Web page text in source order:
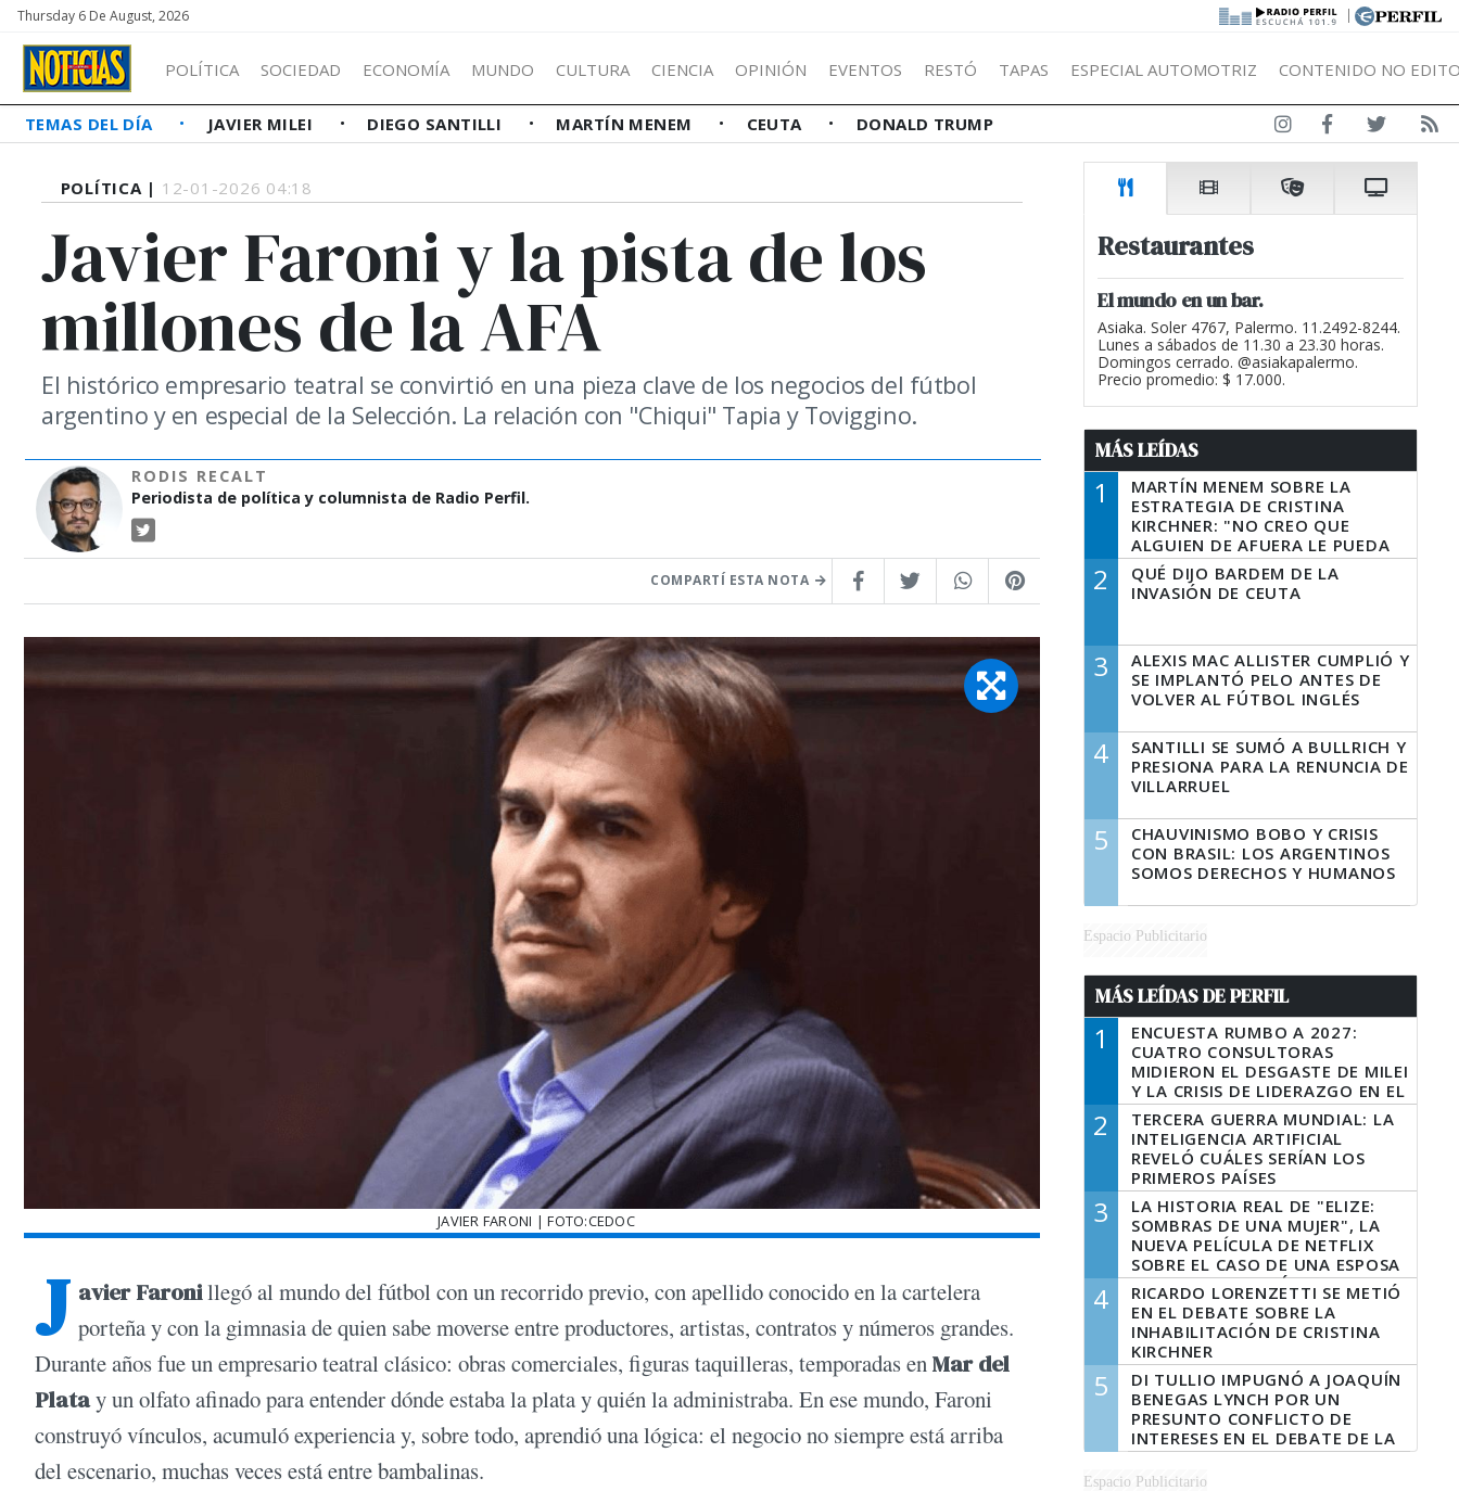
Thursday 6 De August, 2026 |
POLÍTICA SOCIEDAD ECONOMÍA MUNDO CULTURA CIENCIA OPINIÓN EVENTOS RESTÓ TAPAS ESPECIAL AUTOMOTRIZ CONTENIDO NO
TEMAS DEL DÍA JAVIER MILEI DIEGO SANTILLI MARTÍN MENEM CEUTA DONALD TRUMP
POLÍTICA | 12-01-2026 04:18
Javier Faroni y la pista de los
millones de la AFA
El histórico empresario teatral se convirtió en una pieza clave de los negocios del fútbol
argentino y en especial de la Selección. La relación con "Chiqui" Tapia y Toviggino.
RODIS RECALT
Periodista de política y columnista de Radio Perfil.
COMPARTÍ ESTA NOTA
JAVIER FARONI | FOTO:CEDOC
J avier Faronillegó al mundo del fútbol con un recorrido previo, con apellido conocido en la cartelera
porteña y con la gimnasia de quien sabe moverse entre productores, artistas, contratos y números grandes.
Durante años fue un empresario teatral clásico: obras comerciales, figuras taquilleras, temporadas enMar del
Platay un olfato afinado para entender dónde estaba la plata y quién la administraba. En ese mundo, Faroni
construyó vínculos, acumuló experiencia y, sobre todo, aprendió una lógica: el negocio no siempre está arriba
del escenario, muchas veces está entre bambalinas.
Restaurantes
El mundo en un bar.
Asiaka. Soler 4767, Palermo. 11.2492-8244.
Lunes a sábados de 11.30 a 23.30 horas.
Domingos cerrado. @asiakapalermo.
Precio promedio: $ 17.000.
MÁS LEÍDAS
1
MARTÍN MENEM SOBRE LA
ESTRATEGIA DE CRISTINA
KIRCHNER: "NO CREO QUE
ALGUIEN DE AFUERA LE PUEDA
DECIR A LA JUSTICIA LO QUE
TIENE QUE HACER"
2
QUÉ DIJO BARDEM DE LA
INVASIÓN DE CEUTA
3
ALEXIS MAC ALLISTER CUMPLIÓ Y
SE IMPLANTÓ PELO ANTES DE
VOLVER AL FÚTBOL INGLÉS
4
SANTILLI SE SUMÓ A BULLRICH Y
PRESIONA PARA LA RENUNCIA DE
VILLARRUEL
5
CHAUVINISMO BOBO Y CRISIS
CON BRASIL: LOS ARGENTINOS
SOMOS DERECHOS Y HUMANOS
Espacio Publicitario
MÁS LEÍDAS DE PERFIL
1
ENCUESTA RUMBO A 2027:
CUATRO CONSULTORAS
MIDIERON EL DESGASTE DE MILEI
Y LA CRISIS DE LIDERAZGO EN EL
PERONISMO
2
TERCERA GUERRA MUNDIAL: LA
INTELIGENCIA ARTIFICIAL
REVELÓ CUÁLES SERÍAN LOS
PRIMEROS PAÍSES
LATINOAMERICANOS EN SER
DERROTADOS
3
LA HISTORIA REAL DE "ELIZE:
SOMBRAS DE UNA MUJER", LA
NUEVA PELÍCULA DE NETFLIX
SOBRE EL CASO DE UNA ESPOSA
QUE DESCUARTIZÓ A SU
MARIDO
4
RICARDO LORENZETTI SE METIÓ
EN EL DEBATE SOBRE LA
INHABILITACIÓN DE CRISTINA
KIRCHNER
5
DI TULLIO IMPUGNÓ A JOAQUÍN
BENEGAS LYNCH POR UN
PRESUNTO CONFLICTO DE
INTERESES EN EL DEBATE DE LA
LEY DE TIERRAS
Espacio Publicitario